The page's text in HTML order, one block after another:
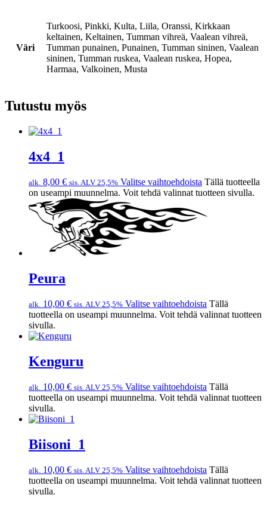
Väri
Turkoosi, Pinkki, Kulta, Liila, Oranssi, Kirkkaan
keltainen, Keltainen, Tumman vihreä, Vaalean vihreä,
Tumman punainen, Punainen, Tumman sininen, Vaalean
sininen, Tumman ruskea, Vaalean ruskea, Hopea,
Harmaa, Valkoinen, Musta
Tutustu myös
4x4_1
alk. 8,00 € sis. ALV 25,5% Valitse vaihtoehdoista Tällä tuotteella
on useampi muunnelma. Voit tehdä valinnat tuotteen sivulla.
Peura
alk. 10,00 € sis. ALV 25,5% Valitse vaihtoehdoista Tällä
tuotteella on useampi muunnelma. Voit tehdä valinnat tuotteen
sivulla.
Kenguru
alk. 10,00 € sis. ALV 25,5% Valitse vaihtoehdoista Tällä
tuotteella on useampi muunnelma. Voit tehdä valinnat tuotteen
sivulla.
Biisoni_1
alk. 10,00 € sis. ALV 25,5% Valitse vaihtoehdoista Tällä
tuotteella on useampi muunnelma. Voit tehdä valinnat tuotteen
sivulla.